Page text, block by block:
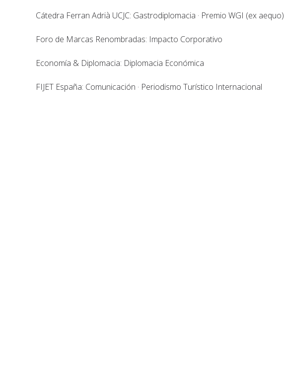
Cátedra Ferran Adrià UCJC: Gastrodiplomacia · Premio WGI (ex aequo)
Foro de Marcas Renombradas: Impacto Corporativo
Economía & Diplomacia: Diplomacia Económica
FIJET España: Comunicación · Periodismo Turístico Internacional